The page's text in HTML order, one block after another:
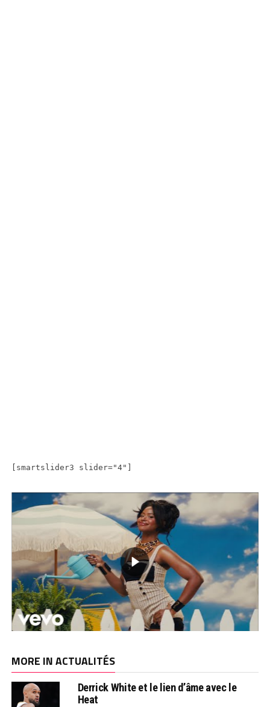
[smartslider3 slider="4"]
MORE IN ACTUALITÉS
Derrick White et le lien d’âme avec le
Heat